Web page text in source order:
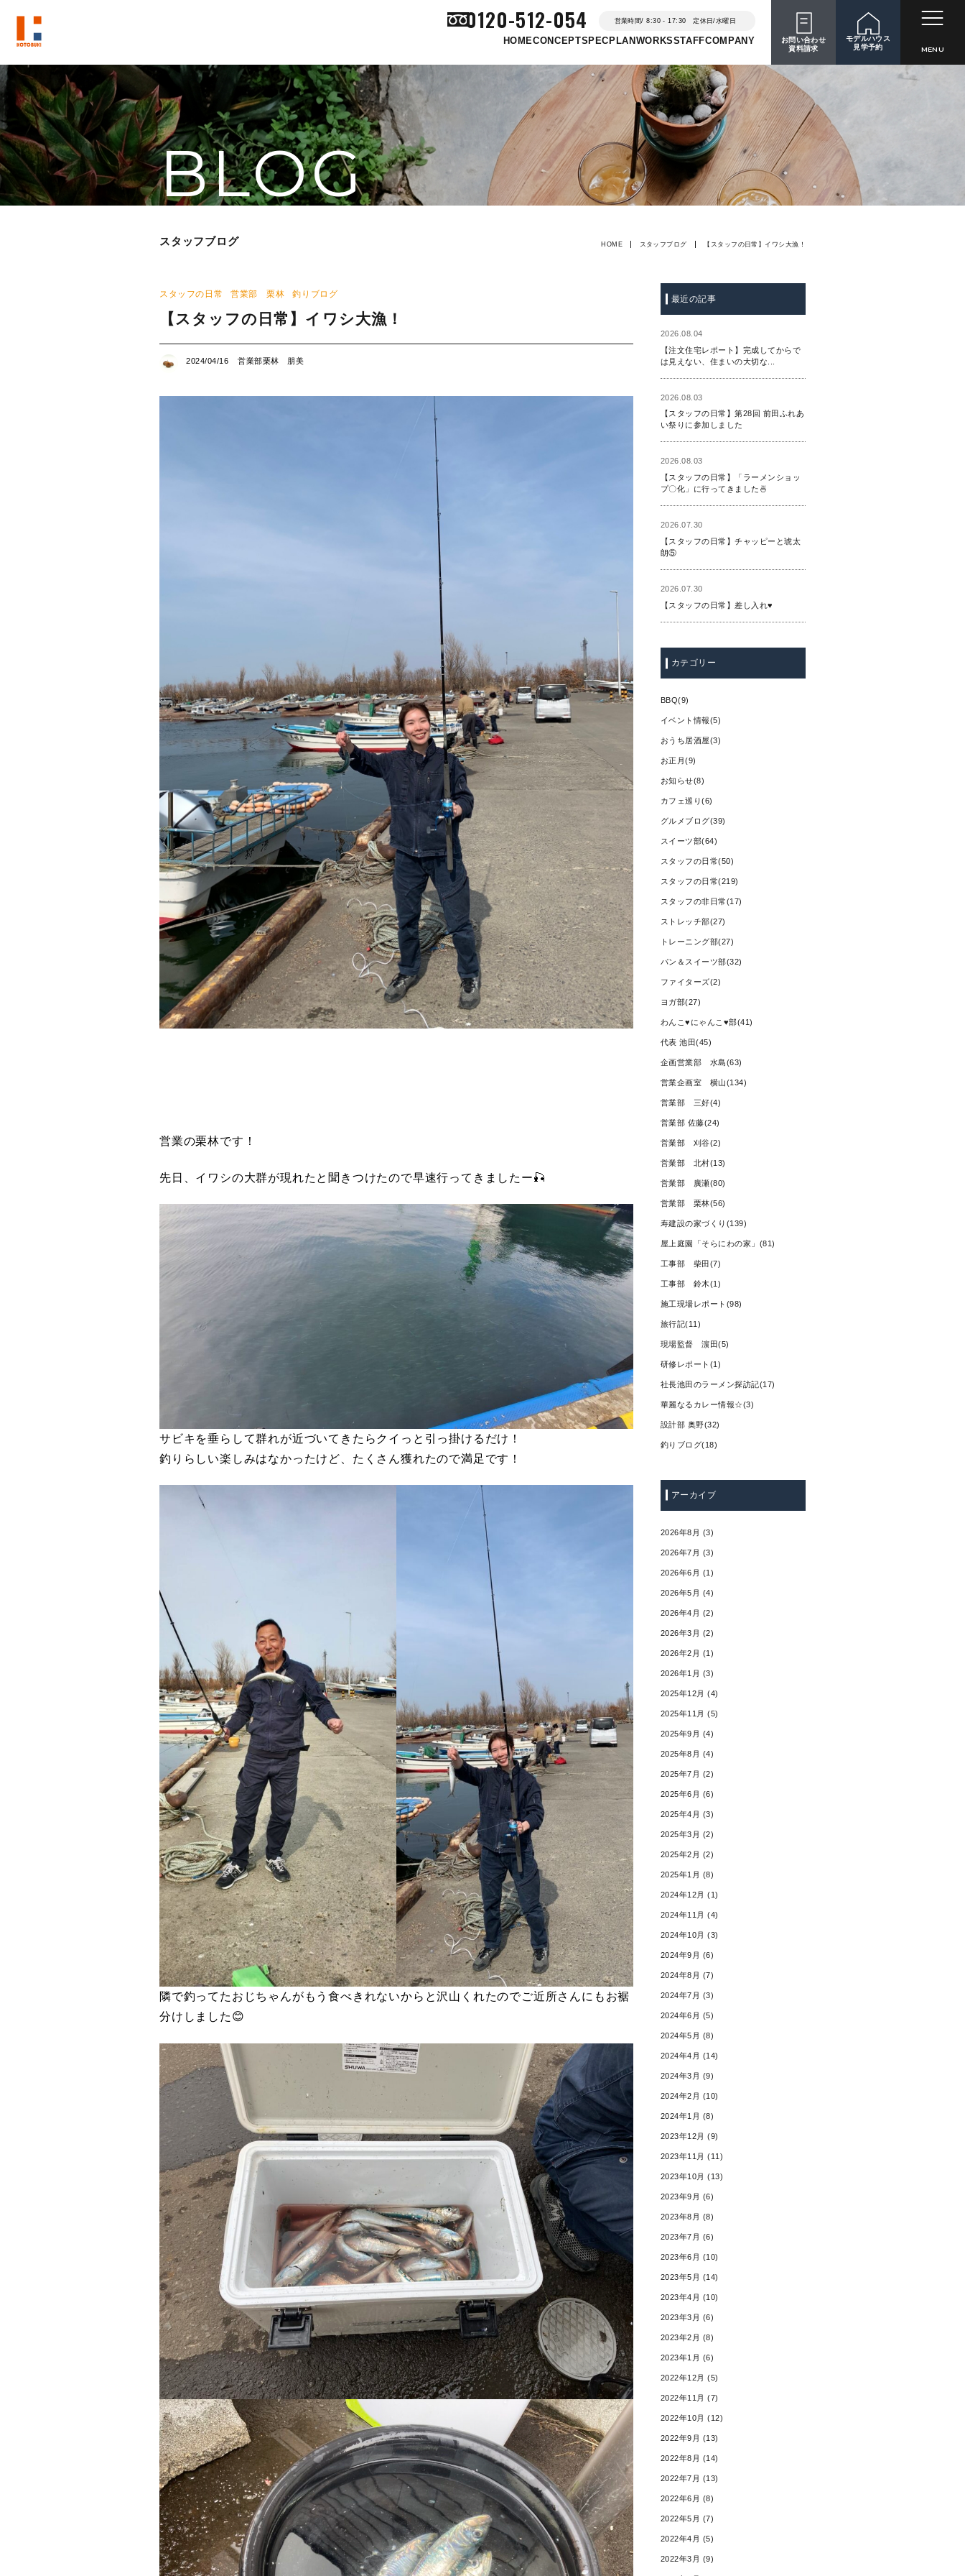
0120-512-054 営業時間/ 8:30 - 17:30 定休日/水曜日
HOMECONCEPTSPEC PLAN WORKSSTAFFCOMPANY
お問い合わせ
資料請求
モデルハウス
見学予約
MENU
BLOG
スタッフブログ HOME スタッフブログ 【スタッフの日常】イワシ大漁！
スタッフの日常 営業部 栗林 釣りブログ
【スタッフの日常】イワシ大漁！
2024/04/16 営業部栗林 朋美
営業の栗林です！
先日、イワシの大群が現れたと聞きつけたので早速行ってきましたー🎣
サビキを垂らして群れが近づいてきたらクイっと引っ掛けるだけ！
釣りらしい楽しみはなかったけど、たくさん獲れたので満足です！
隣で釣ってたおじちゃんがもう食べきれないからと沢山くれたのでご近所さんにもお裾
分けしました😊
最近の記事
2026.08.04
【注文住宅レポート】完成してからで
は見えない、住まいの大切な...
2026.08.03
【スタッフの日常】第28回 前田ふれあ
い祭りに参加しました
2026.08.03
【スタッフの日常】「ラーメンショッ
プ〇化」に行ってきました🍜
2026.07.30
【スタッフの日常】チャッピーと琥太
朗⑤
2026.07.30
【スタッフの日常】差し入れ♥
カテゴリー
BBQ(9)
イベント情報(5)
おうち居酒屋(3)
お正月(9)
お知らせ(8)
カフェ巡り(6)
グルメブログ(39)
スイーツ部(64)
スタッフの日常(50)
スタッフの日常(219)
スタッフの非日常(17)
ストレッチ部(27)
トレーニング部(27)
パン＆スイーツ部(32)
ファイターズ(2)
ヨガ部(27)
わんこ♥にゃんこ♥部(41)
代表 池田(45)
企画営業部 水島(63)
営業企画室 横山(134)
営業部 三好(4)
営業部 佐藤(24)
営業部 刈谷(2)
営業部 北村(13)
営業部 廣瀬(80)
営業部 栗林(56)
寿建設の家づくり(139)
屋上庭園「そらにわの家」(81)
工事部 柴田(7)
工事部 鈴木(1)
施工現場レポート(98)
旅行記(11)
現場監督 濵田(5)
研修レポート(1)
社長池田のラーメン探訪記(17)
華麗なるカレー情報☆(3)
設計部 奥野(32)
釣りブログ(18)
アーカイブ
2026年8月 (3)
2026年7月 (3)
2026年6月 (1)
2026年5月 (4)
2026年4月 (2)
2026年3月 (2)
2026年2月 (1)
2026年1月 (3)
2025年12月 (4)
2025年11月 (5)
2025年9月 (4)
2025年8月 (4)
2025年7月 (2)
2025年6月 (6)
2025年4月 (3)
2025年3月 (2)
2025年2月 (2)
2025年1月 (8)
2024年12月 (1)
2024年11月 (4)
2024年10月 (3)
2024年9月 (6)
2024年8月 (7)
2024年7月 (3)
2024年6月 (5)
2024年5月 (8)
2024年4月 (14)
2024年3月 (9)
2024年2月 (10)
2024年1月 (8)
2023年12月 (9)
2023年11月 (11)
2023年10月 (13)
2023年9月 (6)
2023年8月 (8)
2023年7月 (6)
2023年6月 (10)
2023年5月 (14)
2023年4月 (10)
2023年3月 (6)
2023年2月 (8)
2023年1月 (6)
2022年12月 (5)
2022年11月 (7)
2022年10月 (12)
2022年9月 (13)
2022年8月 (14)
2022年7月 (13)
2022年6月 (8)
2022年5月 (7)
2022年4月 (5)
2022年3月 (9)